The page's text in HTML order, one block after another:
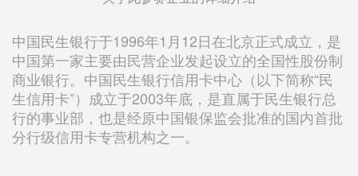
中国民生银行于1996年1月12日在北京正式成立，是
中国第一家主要由民营企业发起设立的全国性股份制
商业银行。中国民生银行信用卡中心（以下简称“民
生信用卡”）成立于2003年底，是直属于民生银行总
行的事业部，也是经原中国银保监会批准的国内首批
分行级信用卡专营机构之一。